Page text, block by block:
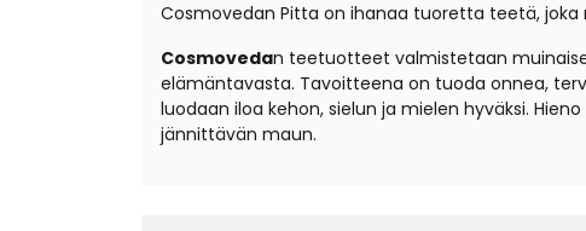
Cosmovedan Pitta on ihanaa tuoretta teetä,
Cosmovedan teetuotteet valmistetaan
elämäntavasta. Tavoitteena on tuoda onnea,
luodaan iloa kehon, sielun ja mielen hyväksi.
jännittävän maun.